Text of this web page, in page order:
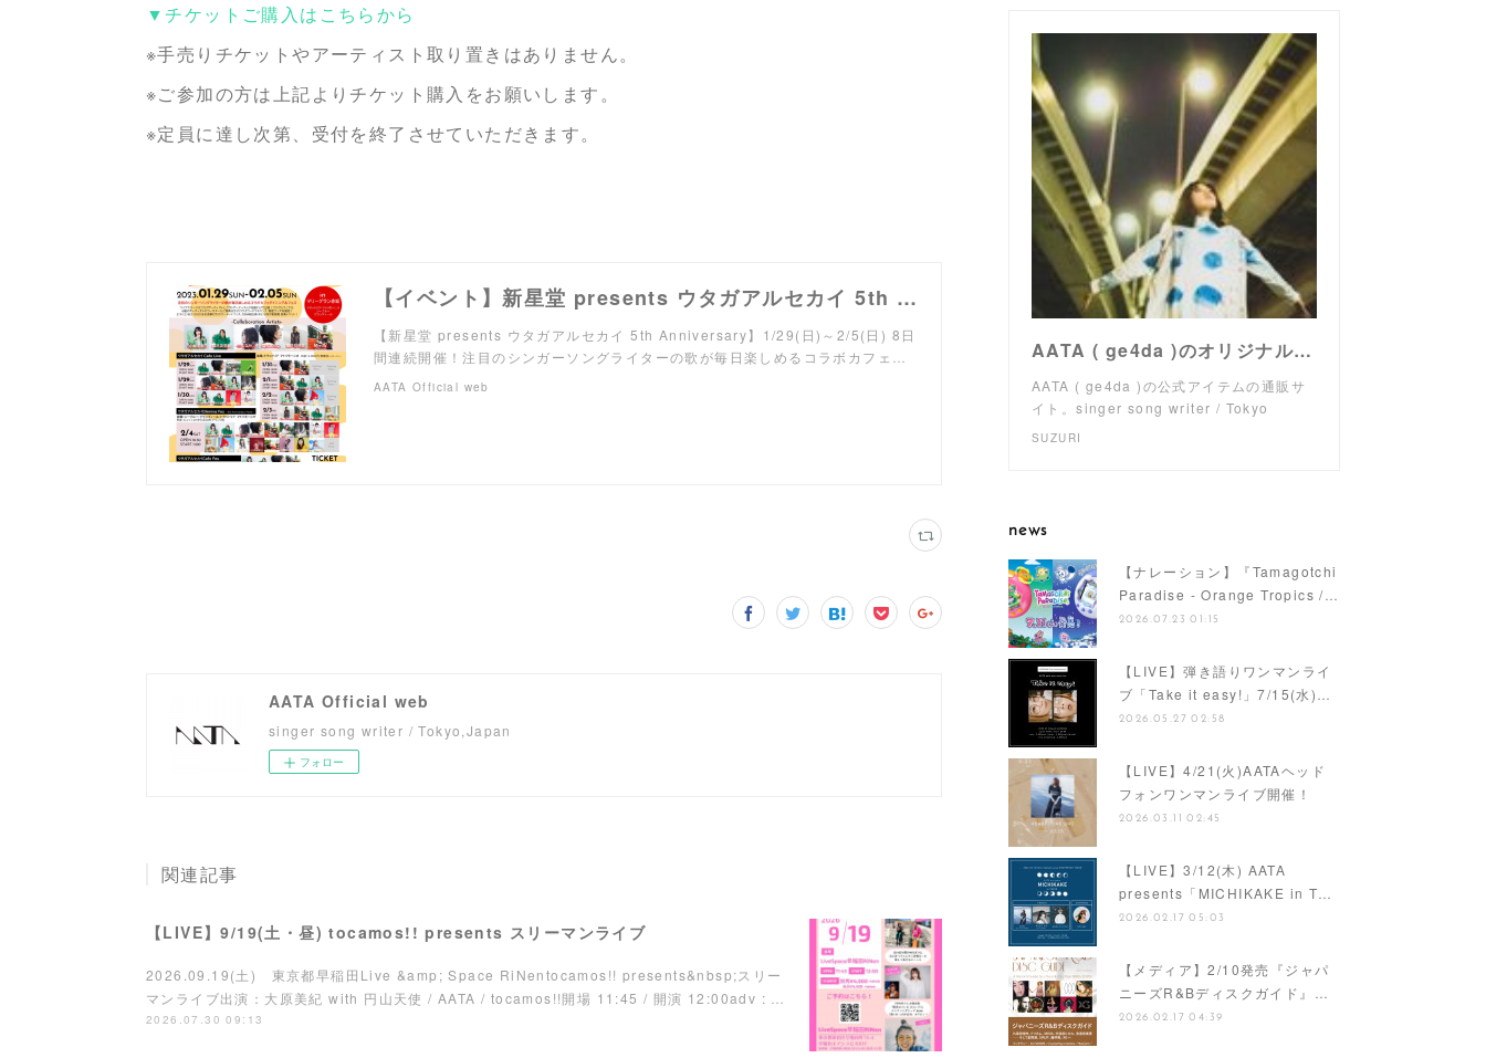
▼チケットご購入はこちらから
※手売りチケットやアーティスト取り置きはありません。
※ご参加の方は上記よりチケット購入をお願いします。
※定員に達し次第、受付を終了させていただきます。
【イベント】新星堂 presents ウタガアルセカイ 5th Anniversary コラボカフェダイニング＆フェスに AATA 出演決定！
【新星堂 presents ウタガアルセカイ 5th Anniversary】1/29(日)～2/5(日) 8日
間連続開催！注目のシンガーソングライターの歌が毎日楽しめるコラボカフェ…
AATA Official web
AATA Official web
singer song writer / Tokyo,Japan
フォロー
関連記事
【LIVE】9/19(土・昼) tocamos!! presents スリーマンライブ
2026.09.19(土) 東京都早稲田Live &amp; Space RiNentocamos!! presents&nbsp;スリー
マンライブ出演：大原美紀 with 円山天使 / AATA / tocamos!!開場 11:45 / 開演 12:00adv : …
2026.07.30 09:13
AATA ( ge4da )のオリジナルアイテム通販 ∞ SUZURI（スズリ）
AATA ( ge4da )の公式アイテムの通販サ
イト。singer song writer / Tokyo
SUZURI
news
【ナレーション】『Tamagotchi
Paradise - Orange Tropics /…
2026.07.23 01:15
【LIVE】弾き語りワンマンライ
ブ「Take it easy!」7/15(水)…
2026.05.27 02:58
【LIVE】4/21(火)AATAヘッド
フォンワンマンライブ開催！
2026.03.11 02:45
【LIVE】3/12(木) AATA
presents「MICHIKAKE in T…
2026.02.17 05:03
【メディア】2/10発売『ジャパ
ニーズR&Bディスクガイド』…
2026.02.17 04:39